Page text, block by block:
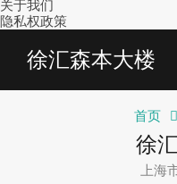
关于我们
隐私权政策
徐汇森本大楼
首页
徐
上海